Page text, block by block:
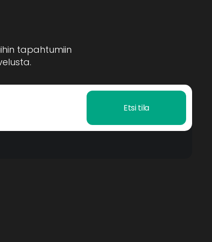
tapahtumiin
Etsi tila